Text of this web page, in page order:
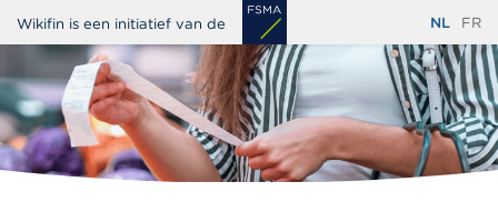
Overslaan
en
de
inhoud
gaan
Wikifin is een initiatief van de NL FR